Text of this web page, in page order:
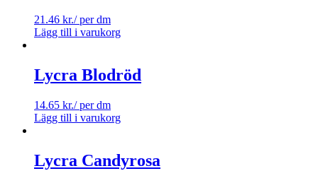
21.46 kr./ per dm
Lägg till i varukorg
Lycra Blodröd
14.65 kr./ per dm
Lägg till i varukorg
Lycra Candyrosa